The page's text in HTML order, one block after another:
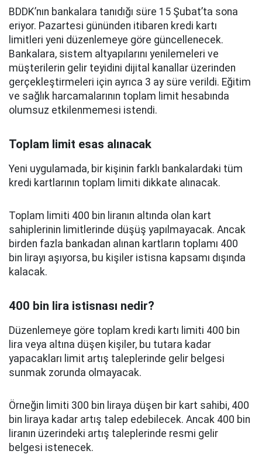
BDDK’nın bankalara tanıdığı süre 15 Şubat’ta sona
eriyor. Pazartesi gününden itibaren kredi kartı
limitleri yeni düzenlemeye göre güncellenecek.
Bankalara, sistem altyapılarını yenilemeleri ve
müşterilerin gelir teyidini dijital kanallar üzerinden
gerçekleştirmeleri için ayrıca 3 ay süre verildi. Eğitim
ve sağlık harcamalarının toplam limit hesabında
olumsuz etkilenmemesi istendi.
Toplam limit esas alınacak
Yeni uygulamada, bir kişinin farklı bankalardaki tüm
kredi kartlarının toplam limiti dikkate alınacak.
Toplam limiti 400 bin liranın altında olan kart
sahiplerinin limitlerinde düşüş yapılmayacak. Ancak
birden fazla bankadan alınan kartların toplamı 400
bin lirayı aşıyorsa, bu kişiler istisna kapsamı dışında
kalacak.
400 bin lira istisnası nedir?
Düzenlemeye göre toplam kredi kartı limiti 400 bin
lira veya altına düşen kişiler, bu tutara kadar
yapacakları limit artış taleplerinde gelir belgesi
sunmak zorunda olmayacak.
Örneğin limiti 300 bin liraya düşen bir kart sahibi, 400
bin liraya kadar artış talep edebilecek. Ancak 400 bin
liranın üzerindeki artış taleplerinde resmi gelir
belgesi istenecek.